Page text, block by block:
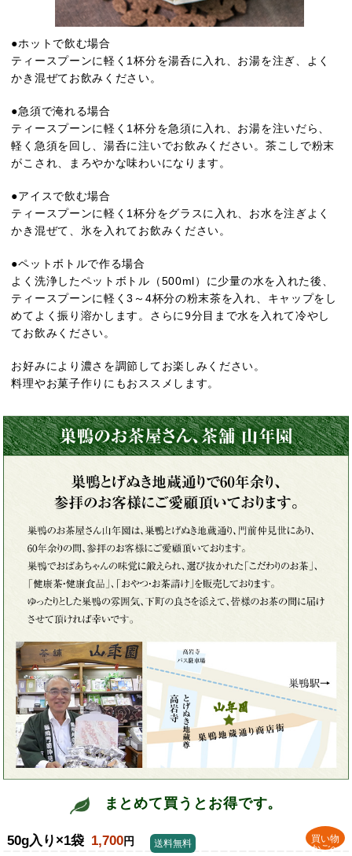
●ホットで飲む場合
ティースプーンに軽く1杯分を湯呑に入れ、お湯を注ぎ、よく
かき混ぜてお飲みください。
●急須で淹れる場合
ティースプーンに軽く1杯分を急須に入れ、お湯を注いだら、
軽く急須を回し、湯呑に注いでお飲みください。茶こしで粉末
がこされ、まろやかな味わいになります。
●アイスで飲む場合
ティースプーンに軽く1杯分をグラスに入れ、お水を注ぎよく
かき混ぜて、氷を入れてお飲みください。
●ペットボトルで作る場合
よく洗浄したペットボトル（500ml）に少量の水を入れた後、
ティースプーンに軽く3～4杯分の粉末茶を入れ、キャップをし
めてよく振り溶かします。さらに9分目まで水を入れて冷やし
てお飲みください。
お好みにより濃さを調節してお楽しみください。
料理やお菓子作りにもおススメします。
まとめて買うとお得です。
50g入り×1袋 1,700円
買い物
かごへ
送料無料